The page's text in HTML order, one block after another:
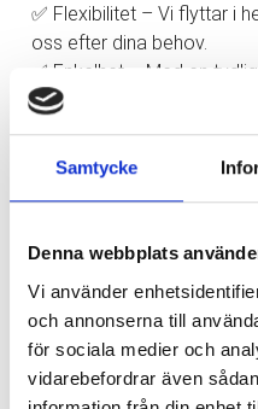
Samtycke
Denna webbplats
Vi använder
och annonserna till
för sociala medier och
vidarebefordrar även
✅ Flexibilitet – Vi flyttar i
oss efter dina behov.
✅ Enkelhet – Med en
betala med kort gör vi din
✅ Tillgänglighet – Vi finns
✅ Säkerhet – Din
skillnaden med oss!
Kontakta oss idag!
✉️info@express-flytt.com
☎️ 031-714 71 30